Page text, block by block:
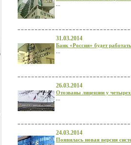
31.03.2014
Банк «Россия» будет
26.03.2014
Отозваны лицензии у
24.03.2014
Появилась новая версия